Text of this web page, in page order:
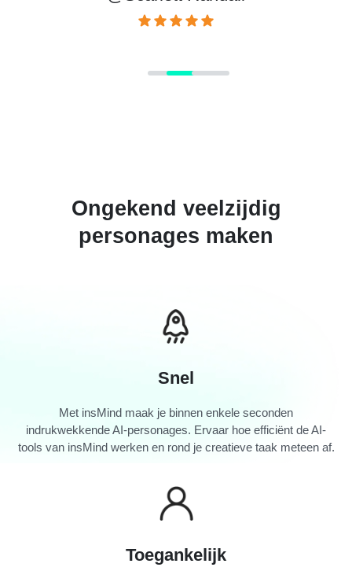
Ongekend veelzijdig
personages maken
Snel
Met insMind maak je binnen enkele seconden
indrukwekkende AI-personages. Ervaar hoe efficiënt de AI-
tools van insMind werken en rond je creatieve taak meteen af.
Toegankelijk